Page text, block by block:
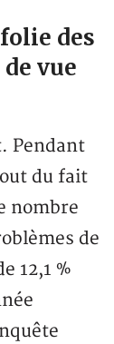
des
vue
Pendant
du fait
nombre
de
12,1 %